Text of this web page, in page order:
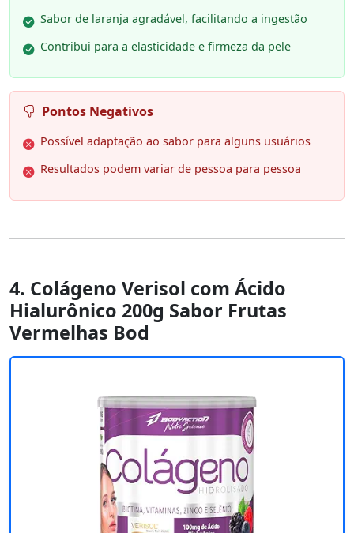
Sabor de laranja agradável, facilitando a ingestão
Contribui para a elasticidade e firmeza da pele
Pontos Negativos
Possível adaptação ao sabor para alguns usuários
Resultados podem variar de pessoa para pessoa
4. Colágeno Verisol com Ácido
Hialurônico 200g Sabor Frutas
Vermelhas Bod